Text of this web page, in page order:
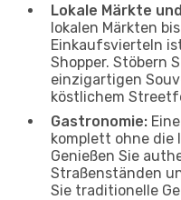
Lokale Märkte
lokalen Märkten
Einkaufsvierteln
Shopper. Stöbern
einzigartigen
köstlichem
Gastronomie:
komplett ohne die
Genießen Sie
Straßenständen
Sie traditionelle